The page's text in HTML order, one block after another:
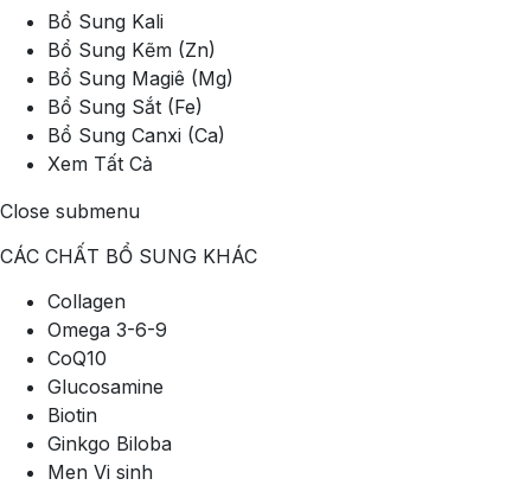
Bổ Sung Kali
Bổ Sung Kẽm (Zn)
Bổ Sung Magiê (Mg)
Bổ Sung Sắt (Fe)
Bổ Sung Canxi (Ca)
Xem Tất Cả
Close submenu
CÁC CHẤT BỔ SUNG KHÁC
Collagen
Omega 3-6-9
CoQ10
Glucosamine
Biotin
Ginkgo Biloba
Men Vi sinh